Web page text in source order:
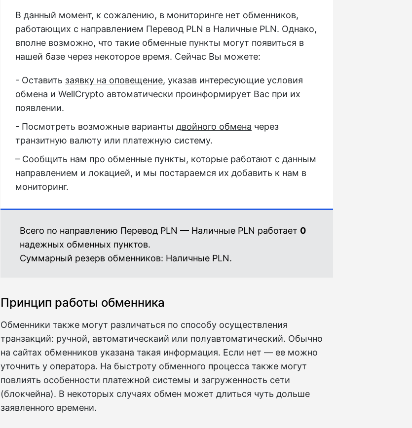
В данный момент, к сожалению, в мониторинге нет обменников,
работающих с направлением Перевод PLN в Наличные PLN. Однако,
вполне возможно, что такие обменные пункты могут появиться в
нашей базе через некоторое время. Сейчас Вы можете:
- Оставить заявку на оповещение, указав интересующие условия
обмена и WellCrypto автоматически проинформирует Вас при их
появлении.
- Посмотреть возможные варианты двойного обмена через
транзитную валюту или платежную систему.
– Сообщить нам про обменные пункты, которые работают с данным
направлением и локацией, и мы постараемся их добавить к нам в
мониторинг.
Всего по направлению Перевод PLN — Наличные PLN работает 0
надежных обменных пунктов.
Суммарный резерв обменников: Наличные PLN.
Принцип работы обменника
Обменники также могут различаться по способу осуществления
транзакций: ручной, автоматическаий или полуавтоматический. Обычно
на сайтах обменников указана такая информация. Если нет — ее можно
уточнить у оператора. На быстроту обменного процесса также могут
повлиять особенности платежной системы и загруженность сети
(блокчейна). В некоторых случаях обмен может длиться чуть дольше
заявленного времени.